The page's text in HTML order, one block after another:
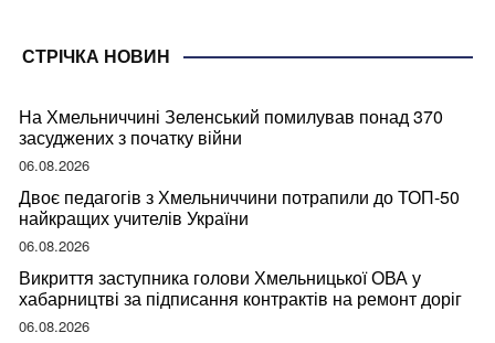
СТРІЧКА НОВИН
На Хмельниччині Зеленський помилував понад 370
засуджених з початку війни
06.08.2026
Двоє педагогів з Хмельниччини потрапили до ТОП-50
найкращих учителів України
06.08.2026
Викриття заступника голови Хмельницької ОВА у
хабарництві за підписання контрактів на ремонт доріг
06.08.2026